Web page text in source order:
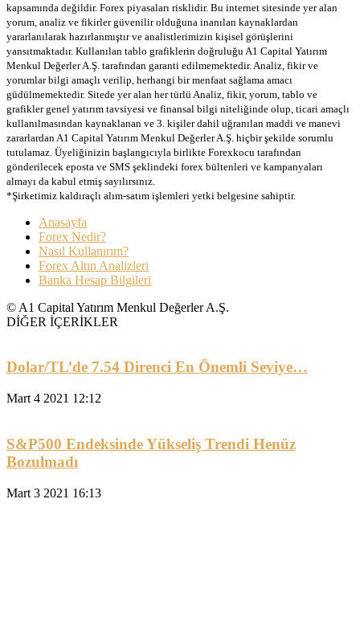
kapsamında değildir. Forex piyasaları risklidir. Bu internet sitesinde yer alan
yorum, analiz ve fikirler güvenilir olduğuna inanılan kaynaklardan
yararlanılarak hazırlanmıştır ve analistlerimizin kişisel görüşlerini
yansıtmaktadır. Kullanılan tablo grafiklerin doğruluğu A1 Capital Yatırım
Menkul Değerler A.Ş. tarafından garanti edilmemektedir. Analiz, fikir ve
yorumlar bilgi amaçlı verilip, herhangi bir menfaat sağlama amacı
güdülmemektedir. Sitede yer alan her türlü Analiz, fikir, yorum, tablo ve
grafikler genel yatırım tavsiyesi ve finansal bilgi niteliğinde olup, ticari amaçlı
kullanılmasından kaynaklanan ve 3. kişiler dahil uğranılan maddi ve manevi
zararlardan A1 Capital Yatırım Menkul Değerler A.Ş. hiçbir şekilde sorumlu
tutulamaz. Üyeliğinizin başlangıcıyla birlikte Forexkocu tarafından
gönderilecek eposta ve SMS şeklindeki forex bültenleri ve kampanyaları
almayı da kabul etmiş sayılırsınız.
*Şirketimiz kaldıraçlı alım-satım işlemleri yetki belgesine sahiptir.
Anasayfa
Forex Nedir?
Nasıl Kullanırım?
Forex Altın Analizleri
Banka Hesap Bilgileri
© A1 Capital Yatırım Menkul Değerler A.Ş.
DİĞER İÇERİKLER
Dolar/TL’de 7.54 Direnci En Önemli Seviye…
Mart 4 2021 12:12
S&P500 Endeksinde Yükseliş Trendi Henüz
Bozulmadı
Mart 3 2021 16:13